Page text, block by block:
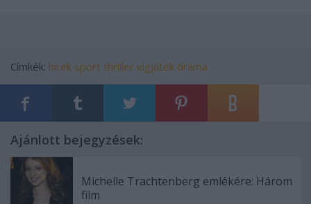
Címkék: hírek sport thriller vígjáték dráma
Ajánlott bejegyzések:
Michelle Trachtenberg emlékére: Három
film